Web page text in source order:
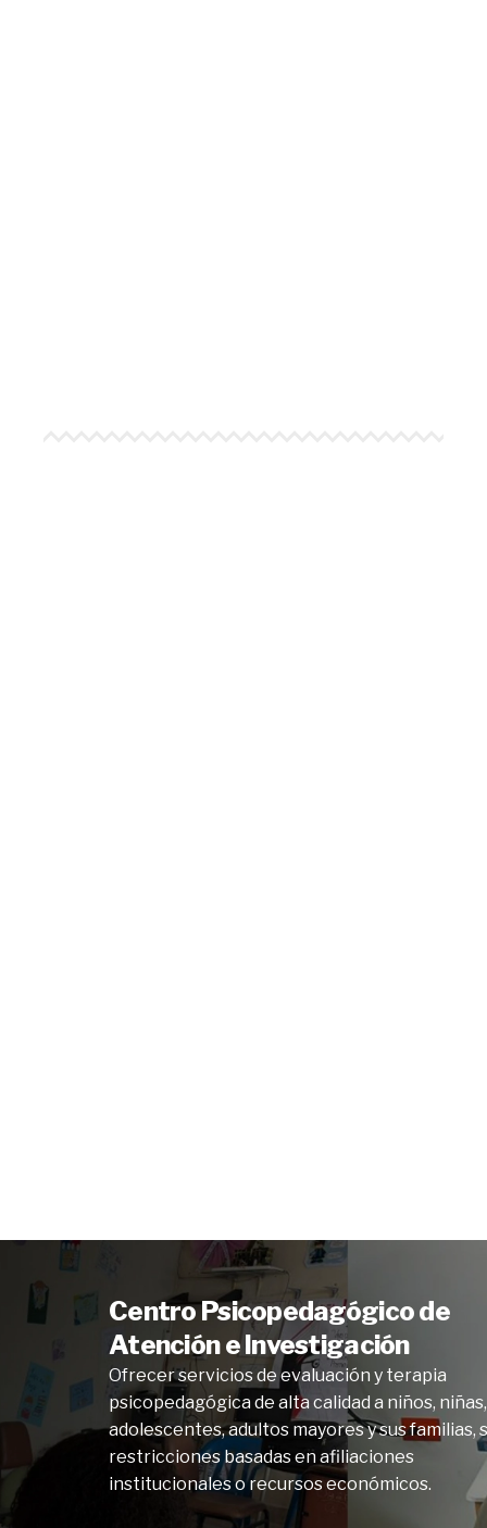
Centro Psicopedagógico de
Atención e Investigación
Ofrecer servicios de evaluación y terapia
psicopedagógica de alta calidad a niños, niñas,
adolescentes, adultos mayores y sus familias,
restricciones basadas en afiliaciones
institucionales o recursos económicos.